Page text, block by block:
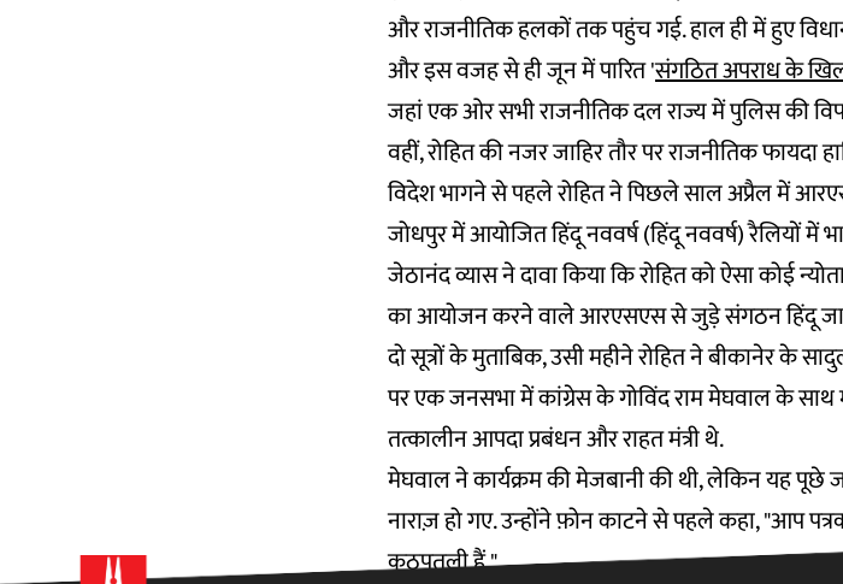
और राजनीतिक हलकों तक पहुंच गई. हाल ही में हुए
और इस वजह से ही जून में पारित 'संगठित अपराध के
जहां एक ओर सभी राजनीतिक दल राज्य में पुलिस की
वहीं, रोहित की नजर जाहिर तौर पर राजनीतिक फायदा
विदेश भागने से पहले रोहित ने पिछले साल अप्रैल में
जोधपुर में आयोजित हिंदू नववर्ष (हिंदू नववर्ष) रैलियों
जेठानंद व्यास ने दावा किया कि रोहित को ऐसा कोई
का आयोजन करने वाले आरएसएस से जुड़े संगठन हिंदू
दो सूत्रों के मुताबिक, उसी महीने रोहित ने बीकानेर के
पर एक जनसभा में कांग्रेस के गोविंद राम मेघवाल के साथ
तत्कालीन आपदा प्रबंधन और राहत मंत्री थे.
मेघवाल ने कार्यक्रम की मेजबानी की थी, लेकिन यह पूछे
नाराज़ हो गए. उन्होंने फ़ोन काटने से पहले कहा, "आप
कठपुतली हैं."